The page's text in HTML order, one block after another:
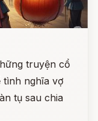
truyện cổ
tình nghĩa vợ
tụ sau chia